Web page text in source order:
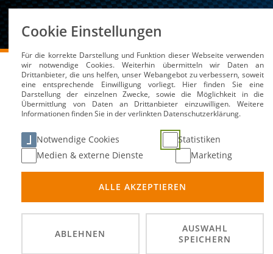
DMSB Medien / Service News
Gewinnspiel zur Moto
07. Mai 2024
Cookie Einstellungen
Für die korrekte Darstellung und Funktion dieser Webseite verwenden
wir notwendige Cookies. Weiterhin übermitteln wir Daten an
Drittanbieter, die uns helfen, unser Webangebot zu verbessern, soweit
eine entsprechende Einwilligung vorliegt. Hier finden Sie eine
Darstellung der einzelnen Zwecke, sowie die Möglichkeit in die
Übermittlung von Daten an Drittanbieter einzuwilligen. Weitere
Informationen finden Sie in der verlinkten Datenschutzerklärung.
Notwendige Cookies
Statistiken
Medien & externe Dienste
Marketing
ALLE AKZEPTIEREN
ABLEHNEN
AUSWAHL
SPEICHERN